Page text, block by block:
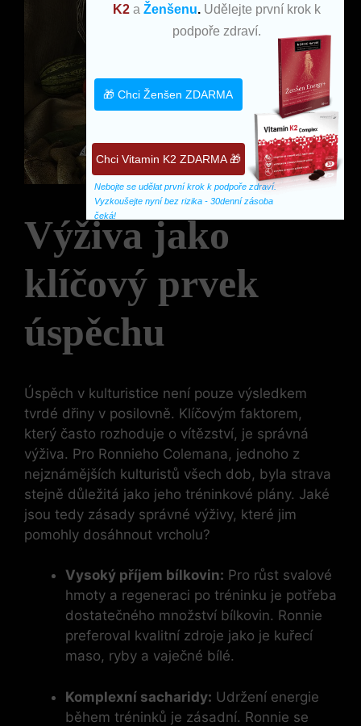
Výživa jako
klíčový prvek
úspěchu
Úspěch v kulturistice není pouze výsledkem
tvrdé dřiny v posilovně. Klíčovým faktorem,
který často rozhoduje o vítězství, je správná
výživa. Pro Ronnieho Colemana, jednoho z
nejznámějších kulturistů všech dob, byla strava
stejně důležitá jako jeho tréninkové plány. Jaké
jsou tedy zásady správné výživy, které jim
pomohly dosáhnout vrcholu?
Vysoký příjem bílkovin: Pro růst svalové
hmoty a regeneraci po tréninku je potřeba
dostatečného množství bílkovin. Ronnie
preferoval kvalitní zdroje jako je kuřecí
maso, ryby a vaječné bílé.
Komplexní sacharidy: Udržení energie
během tréninků je zásadní. Ronnie se
K2 aŽenšenu. Udělejte první krok k
podpoře zdraví.
Nebojte se udělat první krok k podpoře zdraví.
Vyzkoušejte nyní bez rizika - 30denní zásoba
čeká!
Chci Vitamin K2 ZDARMA 🎁
🎁 Chci Ženšen ZDARMA